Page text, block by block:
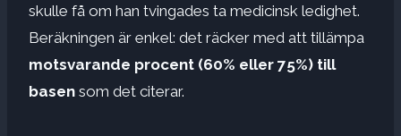
skulle få om han tvingades ta medicinsk ledighet.
Beräkningen är enkel: det räcker med att tillämpa
motsvarande procent (60% eller 75%) till
basen som det citerar.